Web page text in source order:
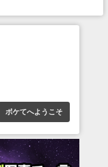
ボケてへようこそ